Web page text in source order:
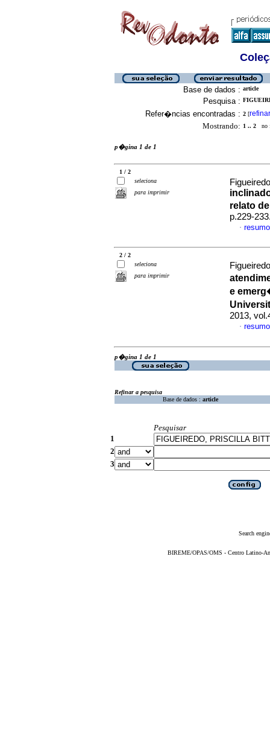
Base de dados : article
Pesquisa :
Refer�ncias encontradas : 2 [refinar
Mostrando: 1 .. 2 no
p�gina 1 de 1
1 / 2
seleciona
para imprimir
relato
p.229-
·
2 / 2
seleciona
para imprimir
e
2013,
·
p�gina 1 de 1
Refinar a pesquisa
Base de dados : article
Pesquisar
1
2
3
Search
BIREME/OPAS/OMS - Centro Latino-